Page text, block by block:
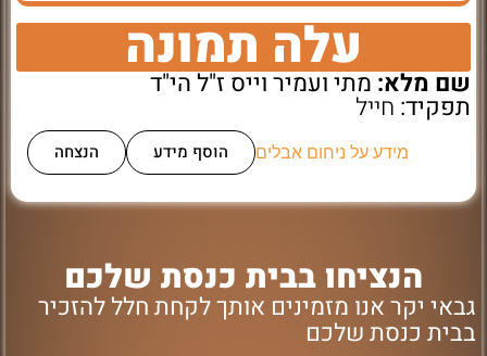
עלה תמונה
שם מלא:מתי ועמיר וייס ז"ל הי"ד
תפקיד: חייל
מידע על ניחום אבלים הוסף מידע הנצחה
הנציחו בבית כנסת שלכם
גבאי יקר אנו מזמינים אותך לקחת חלל להזכיר
בבית כנסת שלכם